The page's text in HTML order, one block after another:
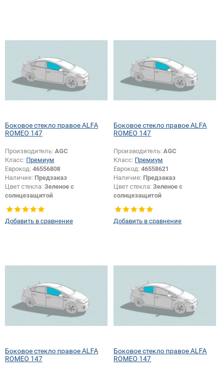
Боковое стекло правое ALFA
ROMEO 147
Производитель: AGC
Класс: Премиум
Еврокод: 46556808
Наличие: Предзаказ
Цвет стекла: Зеленое с
солнцезащитой
Тип кузова: Хетчбек
Тип стекла:Боковое стекло
правое
Добавить в сравнение
Боковое стекло правое ALFA
ROMEO 147
Производитель:AGC
Класс: Премиум
Еврокод:46558621
Наличие: Предзаказ
Цвет стекла:Зеленое с
солнцезащитой
Тип кузова:Хетчбек
Тип стекла:Боковое стекло
правое
Добавить в сравнение
Боковое стекло правое ALFA
ROMEO 147
Боковое стекло правое ALFA
ROMEO 147